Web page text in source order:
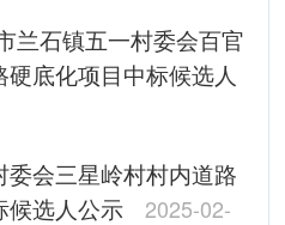
兰石镇五一村委会百官
底化项目中标候选人
会三星岭村村内道路
候选人公示
2025-02-